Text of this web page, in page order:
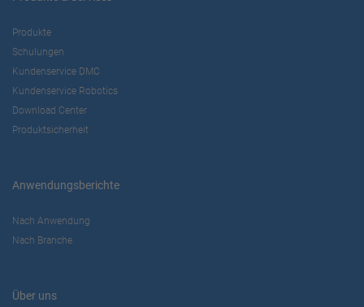
Produkte
Schulungen
Kundenservice DMC
Kundenservice Robotics
Download Center
Produktsicherheit
Anwendungsberichte
Nach Anwendung
Nach Branche
Über uns